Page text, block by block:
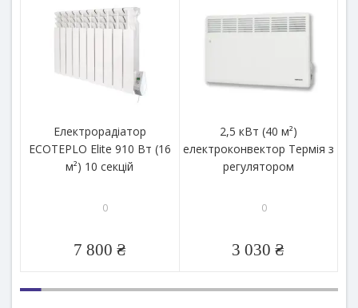
Електрорадіатор
ECOTEPLO Elite 910 Вт (16
м²) 10 секцій
0
7 800 ₴
2,5 кВт (40 м²)
електроконвектор Термія з
регулятором
0
3 030 ₴